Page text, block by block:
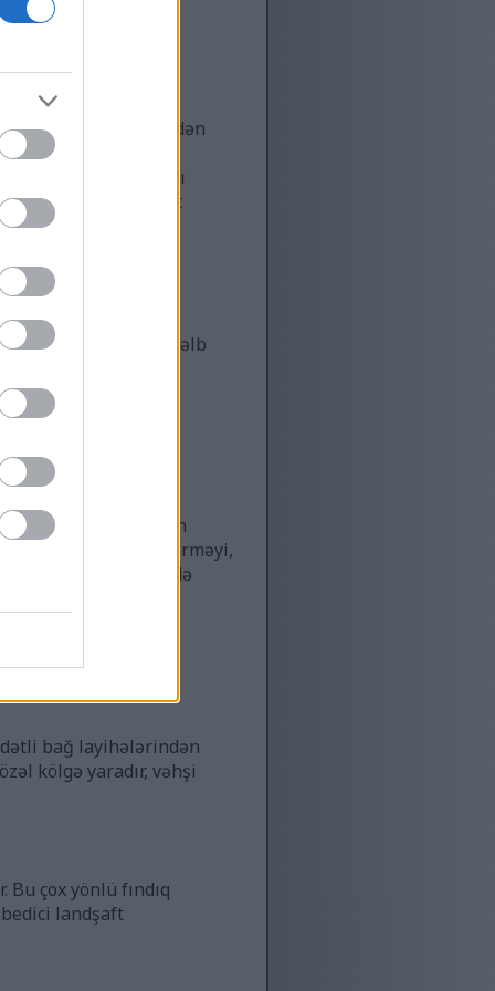
bitkilər olduğuna
qövslü gövdələrdən
gətirir. Klassik
rəng və formaları
olan Bleeding Heart
çiçəklərlə örtülmüş
kimi pollinatorları cəlb
badam və zəngin
necə becərməyi,
qədər öz evdə
bilərsiniz.
bağ layihələrindən
kölgə yaradır, vəhşi
çox yönlü fındıq
landşaft